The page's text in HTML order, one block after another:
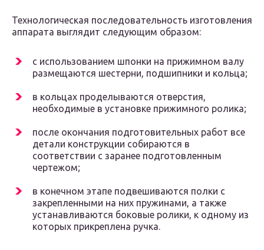
Технологическая последовательность изготовления
аппарата выглядит следующим образом:
с использованием шпонки на прижимном валу
размещаются шестерни, подшипники и кольца;
в кольцах проделываются отверстия,
необходимые в установке прижимного ролика;
после окончания подготовительных работ все
детали конструкции собираются в
соответствии с заранее подготовленным
чертежом;
в конечном этапе подвешиваются полки с
закрепленными на них пружинами, а также
устанавливаются боковые ролики, к одному из
которых прикреплена ручка.